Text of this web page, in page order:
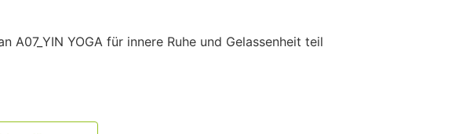
A07_YIN YOGA für innere Ruhe und Gelassenheit teil